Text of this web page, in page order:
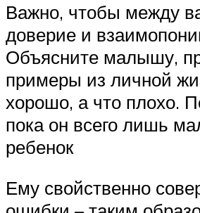
Важно, чтобы между
доверие и
Объясните малышу,
примеры из личной
хорошо, а что плохо.
пока он всего лишь
ребенок
Ему свойственно